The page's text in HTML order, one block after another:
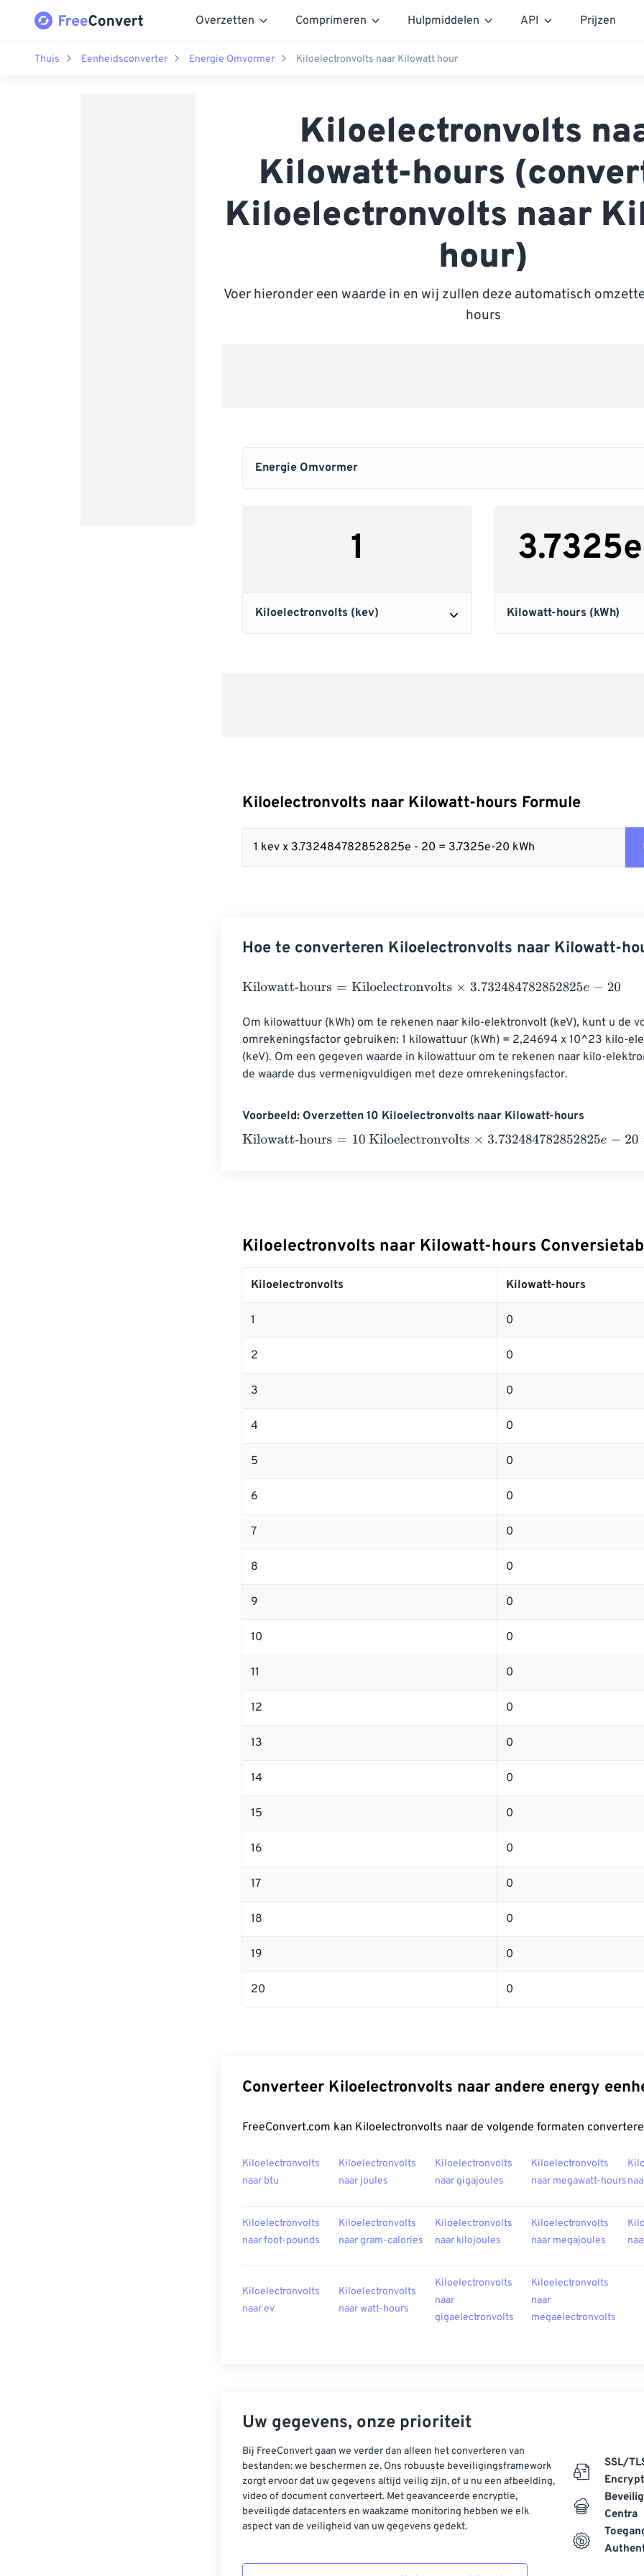
Overzetten Comprimeren Hulpmiddelen API Prijzen
Thuis Eenheidsconverter Energie Omvormer Kiloelectronvolts naar Kilowatt hour
Kiloelectronvolts
Kilowatt-hours
Kiloelectronvolts naar
hour)
Voer hieronder een waarde in en wij zullen deze automatisch
hours
Kiloelectronvolts naar Kilowatt-hours Formule
1 kev x 3.732484782852825e - 20 = 3.7325e-20 kWh
Hoe te converteren Kiloelectronvolts naar Kilowatt-
Kilowatt-hours=Kiloelectronvolts×3.732484782852825e-20
Om kilowattuur (kWh) om te rekenen naar kilo-elektronvolt (keV), kunt u de
omrekeningsfactor gebruiken: 1 kilowattuur (kWh) = 2,24694 x 10^23 kilo-
(keV). Om een ​​gegeven waarde in kilowattuur om te rekenen naar kilo-
de waarde dus vermenigvuldigen met deze omrekeningsfactor.
Voorbeeld: Overzetten 10 Kiloelectronvolts naar Kilowatt-hours
Kilowatt-hours=10 Kiloelectronvolts×3.732484782852825e-20=0 Kilowatt-
Kiloelectronvolts naar Kilowatt-hours
Kiloelectronvolts Kilowatt-hours
1 0
2 0
3 0
4 0
5 0
6 0
7 0
8 0
9 0
10 0
11 0
12 0
13 0
14 0
15 0
16 0
17 0
18 0
19 0
20 0
Converteer Kiloelectronvolts naar andere energy
FreeConvert.com kan Kiloelectronvolts naar de volgende formaten
Kiloelectronvolts
naar btu
Kiloelectronvolts
naar joules
Kiloelectronvolts
naar gigajoules
Kiloelectronvolts
naar megawatt-hours
Kiloelectronvolts
naar foot-pounds
Kiloelectronvolts
naar gram-calories
Kiloelectronvolts
naar kilojoules
Kiloelectronvolts
naar megajoules
Kiloelectronvolts
naar ev
Kiloelectronvolts
naar watt-hours
Kiloelectronvolts
naar
gigaelectronvolts
Kiloelectronvolts
naar
megaelectronvolts
Uw gegevens, onze prioriteit
Bij FreeConvert gaan we verder dan alleen het converteren van
bestanden: we beschermen ze. Ons robuuste beveiligingsframework
zorgt ervoor dat uw gegevens altijd veilig zijn, of u nu een afbeelding,
video of document converteert. Met geavanceerde encryptie,
beveiligde datacenters en waakzame monitoring hebben we elk
aspect van de veiligheid van uw gegevens gedekt.
SSL/
Centra